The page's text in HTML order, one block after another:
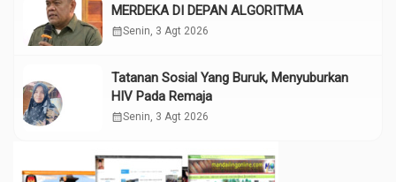
MERDEKA DI DEPAN ALGORITMA
calendar_monthSenin, 3 Agt 2026
Tatanan Sosial Yang Buruk, Menyuburkan
HIV Pada Remaja
calendar_monthSenin, 3 Agt 2026